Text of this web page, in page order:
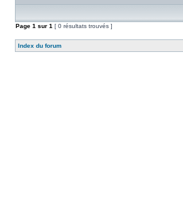
Page 1 sur 1 [ 0 résultats trouvés ]
Index du forum